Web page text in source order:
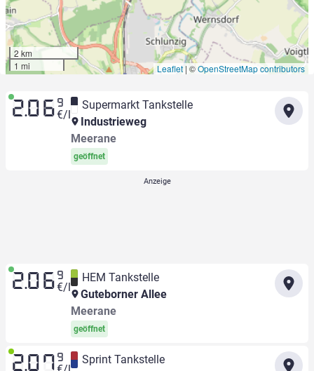
2 km
1 mi
Leaflet | ©OpenStreetMap contributors
2.06 9
€/l
Supermarkt Tankstelle
Industrieweg
Meerane
geöffnet
2.06 9
€/l
HEM Tankstelle
Guteborner Allee
Meerane
geöffnet
2.07 9
Sprint Tankstelle